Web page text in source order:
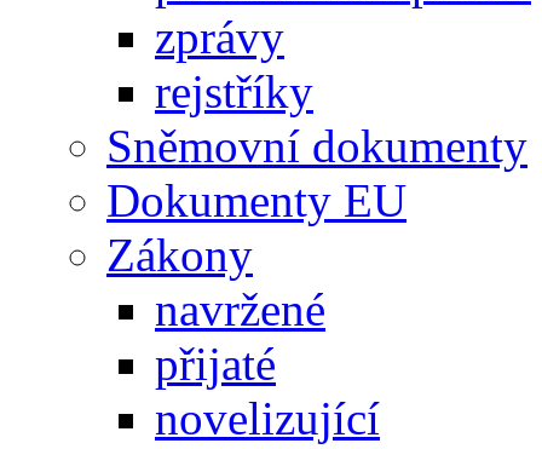
zprávy
rejstříky
Sněmovní dokumenty
Dokumenty EU
Zákony
navržené
přijaté
novelizující